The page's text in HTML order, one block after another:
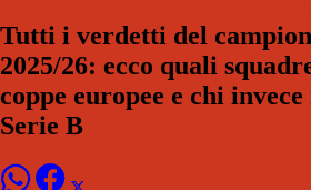
Tutti i verdetti del
2025/26: ecco quali
coppe europee e chi
Serie B